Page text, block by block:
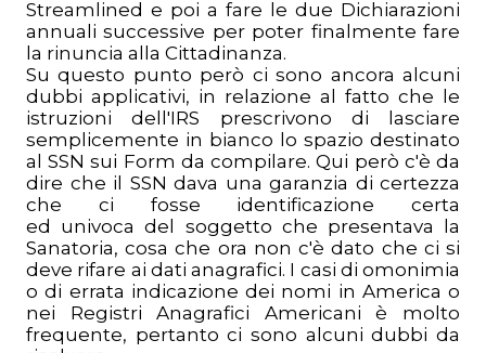
Streamlined e poi a fare le due Dichiarazioni
annuali successive per poter finalmente fare
la rinuncia alla Cittadinanza.
Su questo punto però ci sono ancora alcuni
dubbi applicativi, in relazione al fatto che le
istruzioni dell'IRS prescrivono di lasciare
semplicemente in bianco lo spazio destinato
al SSN sui Form da compilare. Qui però c'è da
dire che il SSN dava una garanzia di certezza
che ci fosse identificazione certa
ed univoca del soggetto che presentava la
Sanatoria, cosa che ora non c'è dato che ci si
deve rifare ai dati anagrafici. I casi di omonimia
o di errata indicazione dei nomi in America o
nei Registri Anagrafici Americani è molto
frequente, pertanto ci sono alcuni dubbi da